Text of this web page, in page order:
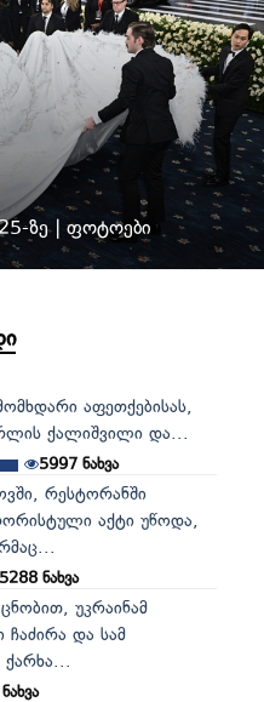
ზე | ფოტოები
აფეთქებისას,
ქალიშვილი და...
5997 ნახვა
რესტორანში
აქტი უწოდა,
ნახვა
უკრაინამ
ჩაძირა და სამ
ქარხა...